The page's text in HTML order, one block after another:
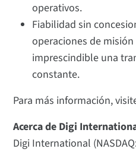
operativos.
Fiabilidad sin
operaciones de
imprescindible una
constante.
Para más información,
Acerca de Digi
Digi International